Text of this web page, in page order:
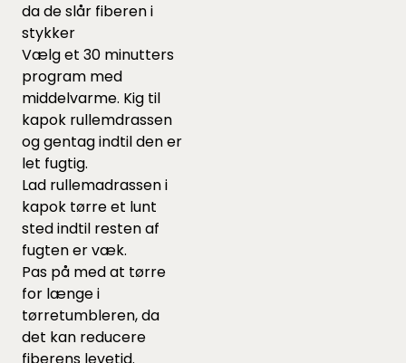
da de slår fiberen i
stykker
Vælg et 30 minutters
program med
middelvarme. Kig til
kapok rullemdrassen
og gentag indtil den er
let fugtig.
Lad rullemadrassen i
kapok tørre et lunt
sted indtil resten af
fugten er væk.
Pas på med at tørre
for længe i
tørretumbleren, da
det kan reducere
fiberens levetid.